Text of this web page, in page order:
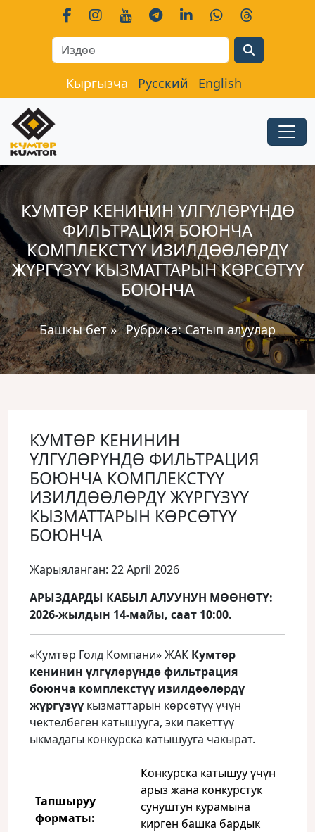
Кыргызча Русский English
КУМТӨР КЕНИНИН ҮЛГҮЛӨРҮНДӨ
ФИЛЬТРАЦИЯ БОЮНЧА
КОМПЛЕКСТҮҮ ИЗИЛДӨӨЛӨРДҮ
ЖҮРГҮЗҮҮ КЫЗМАТТАРЫН КӨРСӨТҮҮ
БОЮНЧА
Башкы бет» Рубрика:Сатып алуулар
КУМТӨР КЕНИНИН
ҮЛГҮЛӨРҮНДӨ ФИЛЬТРАЦИЯ
БОЮНЧА КОМПЛЕКСТҮҮ
ИЗИЛДӨӨЛӨРДҮ ЖҮРГҮЗҮҮ
КЫЗМАТТАРЫН КӨРСӨТҮҮ
БОЮНЧА
Жарыяланган: 22 April 2026
АРЫЗДАРДЫ КАБЫЛ АЛУУНУН МӨӨНӨТҮ:
2026-жылдын 14-майы, саат 10:00.
«Кумтөр Голд Компани» ЖАК Кумтөр
кенинин үлгүлөрүндө фильтрация
боюнча комплекстүү изилдөөлөрдү
жүргүзүү кызматтарын көрсөтүү үчүн
чектелбеген катышууга, эки пакеттүү
ыкмадагы конкурска катышууга чакырат.
Тапшыруу
форматы:
Конкурска катышуу үчүн
арыз жана конкурстук
сунуштун курамына
кирген башка бардык